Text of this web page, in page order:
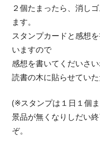
２個たまったら、消し
ます。
スタンプカードと感想
いますので
感想を書いてくだいさい
読書の木に貼らせてい
(※スタンプは１日１個
景品が無くなりしだい
ぞ。